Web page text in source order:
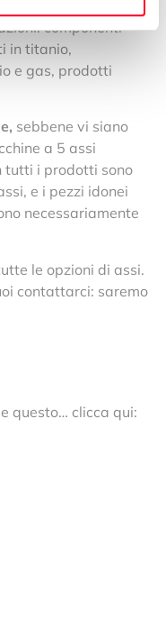
solitamente
componenti
in titanio,
e gas, prodotti
sebbene vi siano
a 5 assi
tutti i prodotti sono
e i pezzi idonei
necessariamente
le opzioni di assi.
contattarci: saremo
questo… clicca qui: